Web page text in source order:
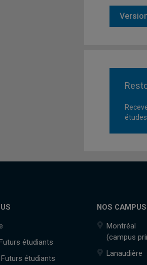
études
étudiants
étudiants
NOS CAMPUS
Montréal
(campus
Lanaudière